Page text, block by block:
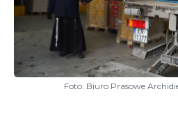
Foto: Biuro Prasowe